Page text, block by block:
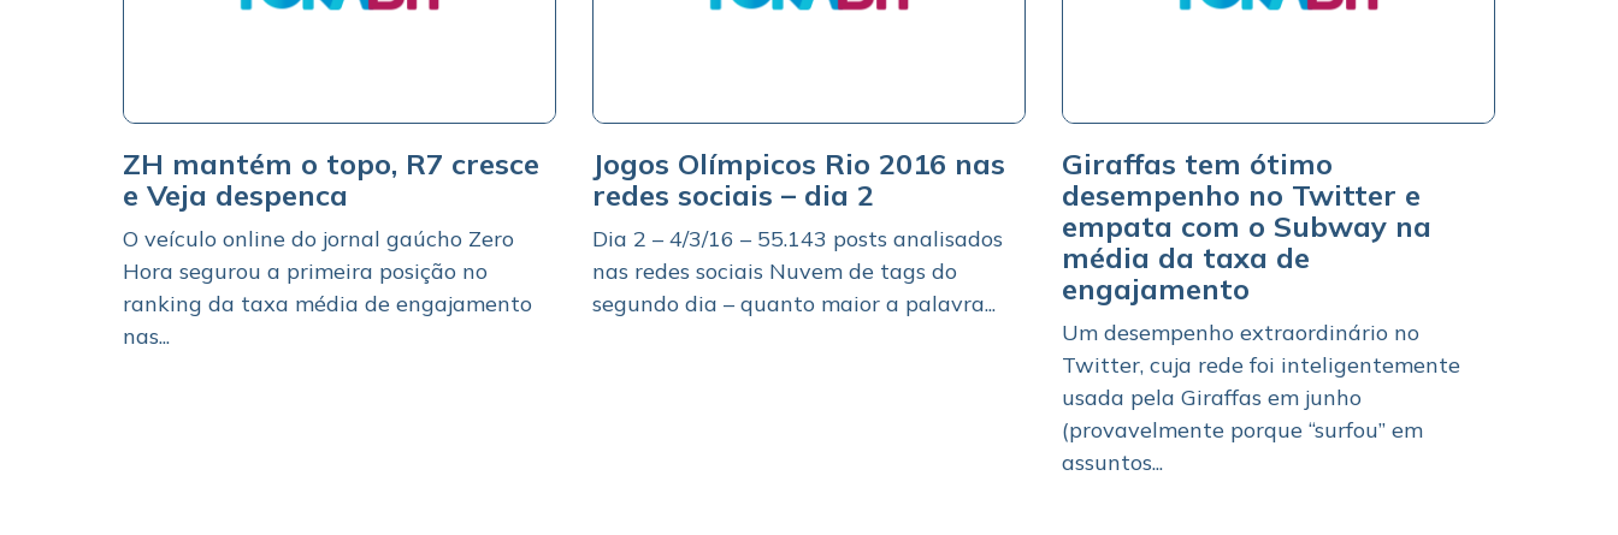
ZH mantém o topo, R7 cresce
e Veja despenca
O veículo online do jornal gaúcho Zero
Hora segurou a primeira posição no
ranking da taxa média de engajamento
nas...
Jogos Olímpicos Rio 2016 nas
redes sociais – dia 2
Dia 2 – 4/3/16 – 55.143 posts analisados
nas redes sociais Nuvem de tags do
segundo dia – quanto maior a palavra...
Giraffas tem ótimo
desempenho no Twitter e
empata com o Subway na
média da taxa de
engajamento
Um desempenho extraordinário no
Twitter, cuja rede foi inteligentemente
usada pela Giraffas em junho
(provavelmente porque “surfou” em
assuntos...